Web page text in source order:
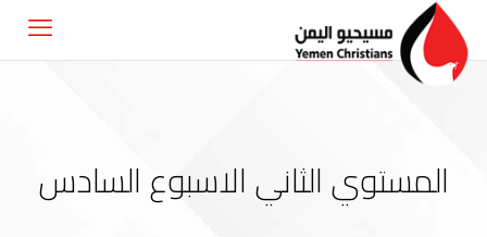
المستوي الثاني الاسبوع السادس